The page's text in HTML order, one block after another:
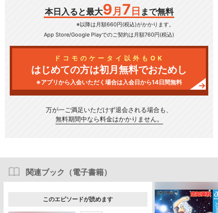
本日入ると最大9 月 7 日 まで無料
※以降は月額660円(税込)がかかります。
App Store/Google Playでのご契約は月額760円(税込)
ドコモのケータイ以外もOK
はじめての方は初月無料でおためし
※アプリから入会いただく場合は入会日から14日間無料
万が一ご満足いただけず退会される場合も、
無料期間中なら料金はかかりません。
関連ブック（電子書籍）
このエピソードが読めます